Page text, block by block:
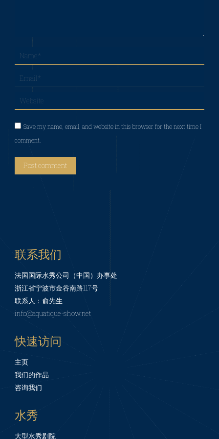
Name *
Email *
Website
Save my name, email, and website in this browser for the next time I
comment.
Post comment
联系我们
法国国际水秀公司（中国）办事处
浙江省宁波市金谷南路117号
联系人：俞先生
info@aquatique-show.net
快速访问
主页
我们的作品
咨询我们
水秀
大型水秀剧院